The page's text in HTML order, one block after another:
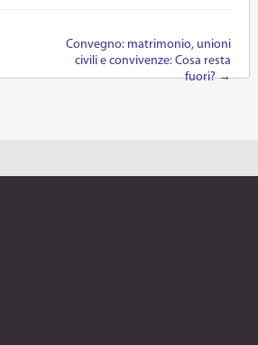
Convegno: matrimonio, unioni
civili e convivenze: Cosa resta
fuori?→